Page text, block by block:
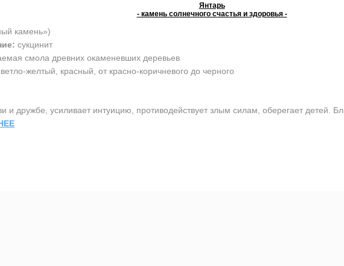
Янтарь
- камень солнечного счастья и здоровья -
камень»)
сукцинит
смола древних окаменевших деревьев
желтый, красный, от красно-коричневого до черного
дружбе, усиливает интуицию, противодействует злым силам, оберегает детей.